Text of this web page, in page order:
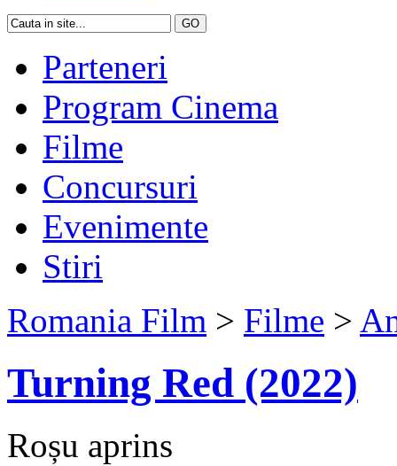
Parteneri
Program Cinema
Filme
Concursuri
Evenimente
Stiri
Romania Film > Filme >
Turning Red (2022)
Roșu aprins